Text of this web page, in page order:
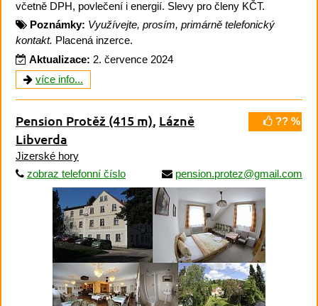
včetně DPH, povlečení i energií. Slevy pro členy KČT.
Poznámky: Využívejte, prosím, primárně telefonický
kontakt. Placená inzerce.
Aktualizace: 2. července 2024
více info...
?? %
Pension Protěž (415 m), Lázně
Libverda
Jizerské hory
zobraz telefonní číslo
pension.protez@gmail.com